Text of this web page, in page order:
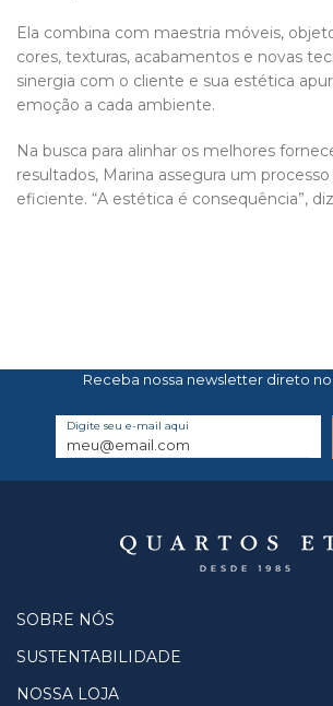
Ela combina com maestria móveis,
cores, texturas, acabamentos e novas
sinergia com o cliente e sua estética
emoção a cada ambiente.
Na busca para alinhar os melhores
resultados, Marina assegura um
eficiente. “A estética é consequência”,
Receba nossa newsletter direto no
Digite seu e-mail aqui
SOBRE NÓS
SUSTENTABILIDADE
NOSSA LOJA